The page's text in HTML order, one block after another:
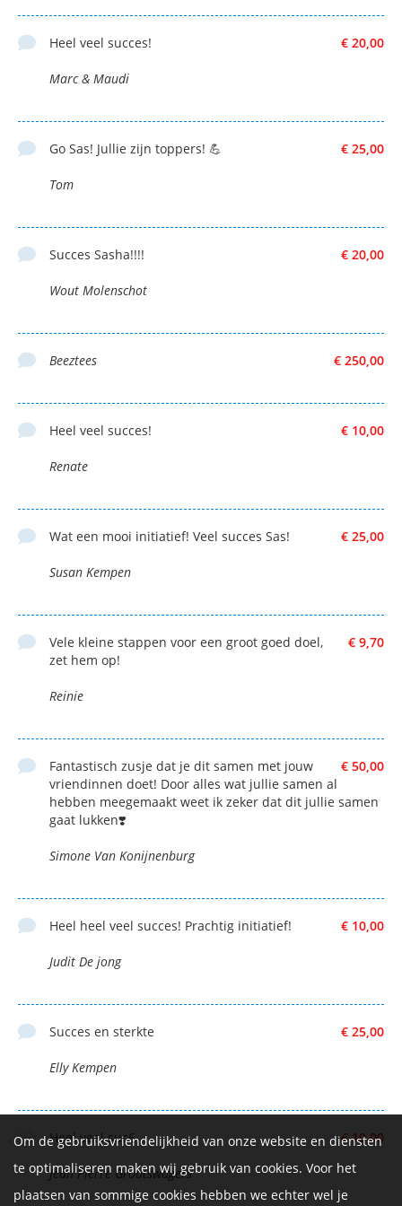
€ 20,00
Heel veel succes!
Marc & Maudi
€ 25,00
Go Sas! Jullie zijn toppers! 💪
Tom
€ 20,00
Succes Sasha!!!!
Wout Molenschot
€ 250,00
Beeztees
€ 10,00
Heel veel succes!
Renate
€ 25,00
Wat een mooi initiatief! Veel succes Sas!
Susan Kempen
€ 9,70
Vele kleine stappen voor een groot goed doel,
zet hem op!
Reinie
€ 50,00
Fantastisch zusje dat je dit samen met jouw
vriendinnen doet! Door alles wat jullie samen al
hebben meegemaakt weet ik zeker dat dit jullie samen
gaat lukken❣️
Simone Van Konijnenburg
€ 10,00
Heel heel veel succes! Prachtig initiatief!
Judit De jong
€ 25,00
Succes en sterkte
Elly Kempen
€ 10,00
Heel veel suc6
Jean Pierre Grootswagers
Om de gebruiksvriendelijkheid van onze website en diensten
te optimaliseren maken wij gebruik van cookies. Voor het
plaatsen van sommige cookies hebben we echter wel je